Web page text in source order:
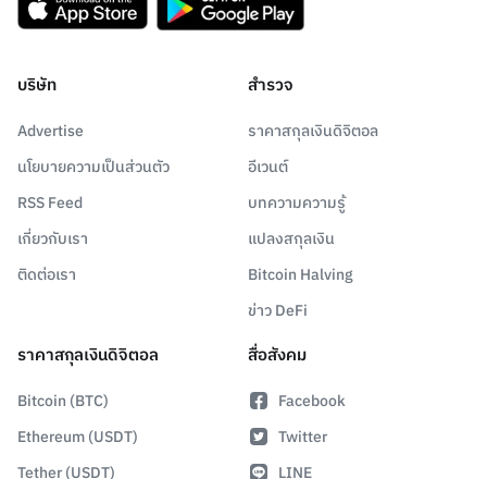
บริษัท
Advertise
นโยบายความเป็นส่วนตัว
RSS Feed
เกี่ยวกับเรา
ติดต่อเรา
สำรวจ
ราคาสกุลเงินดิจิตอล
อีเวนต์
บทความความรู้
แปลงสกุลเงิน
Bitcoin Halving
ข่าว DeFi
ราคาสกุลเงินดิจิตอล
Bitcoin (BTC)
Ethereum (USDT)
Tether (USDT)
สื่อสังคม
Facebook
Twitter
LINE